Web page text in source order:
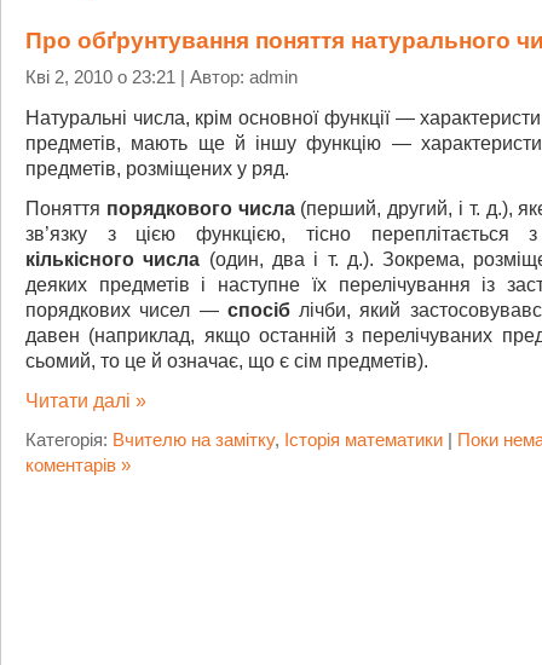
Про обґрунтування поняття натурального
Кві 2, 2010 о 23:21 | Автор: admin
Натуральні числа, крім основної функції —
предметів, мають ще й іншу функцію —
предметів, розміщених у ряд.
Поняття порядкового числа(перший, другий, і т. д.),
зв’язку з цією функцією, тісно переплітається
кількісного числа (один, два і т. д.). Зокрема,
деяких предметів і наступне їх перелічування із
порядкових чисел — спосіблічби, який
давен (наприклад, якщо останній з перелічуваних
сьомий, то це й означає, що є сім предметів).
Читати далі »
Категорія: Вчителю на замітку, Історія математики
Поки
коментарів »